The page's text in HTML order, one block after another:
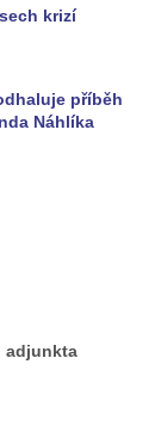
krizí
příběh
Náhlíka
adjunkta